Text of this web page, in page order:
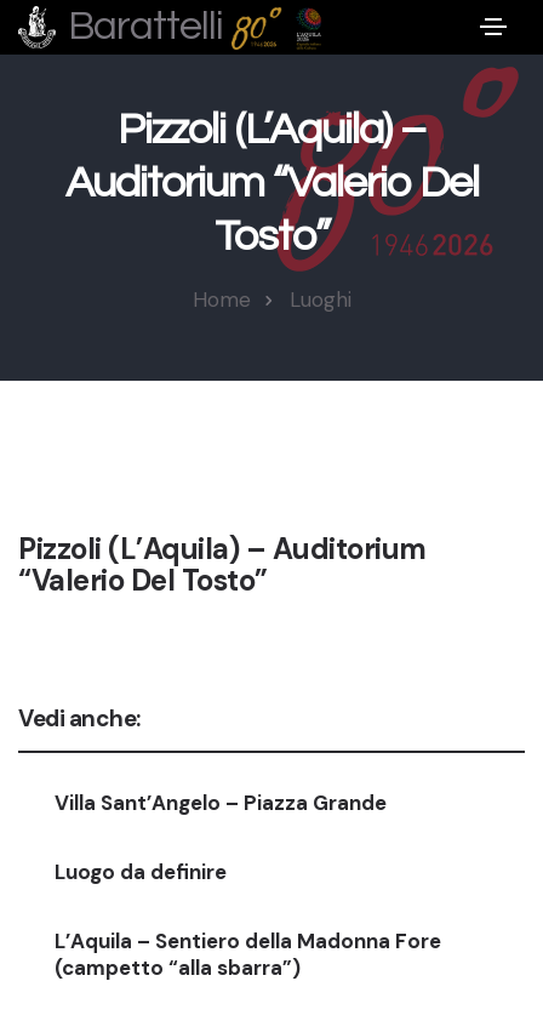
Barattelli
Pizzoli (L’Aquila) –
Auditorium “Valerio Del
Tosto”
Home Luoghi
Pizzoli (L’Aquila) – Auditorium
“Valerio Del Tosto”
Vedi anche:
Villa Sant’Angelo – Piazza Grande
Luogo da definire
L’Aquila – Sentiero della Madonna Fore
(campetto “alla sbarra”)